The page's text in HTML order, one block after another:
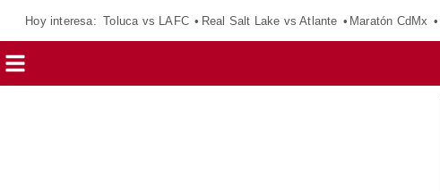
Hoy interesa: Toluca vs LAFC Real Salt Lake vs Atlante Maratón CdMx